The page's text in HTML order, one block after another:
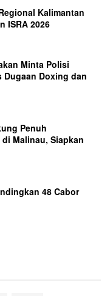
Kalimantan
ISRA 2026
Minta Polisi
Dugaan Doxing dan
Penuh
Malinau, Siapkan
48 Cabor